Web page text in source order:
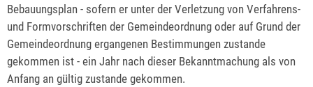
Bebauungsplan - sofern er unter der Verletzung von Verfahrens-
und Formvorschriften der Gemeindeordnung oder auf Grund der
Gemeindeordnung ergangenen Bestimmungen zustande
gekommen ist - ein Jahr nach dieser Bekanntmachung als von
Anfang an gültig zustande gekommen.